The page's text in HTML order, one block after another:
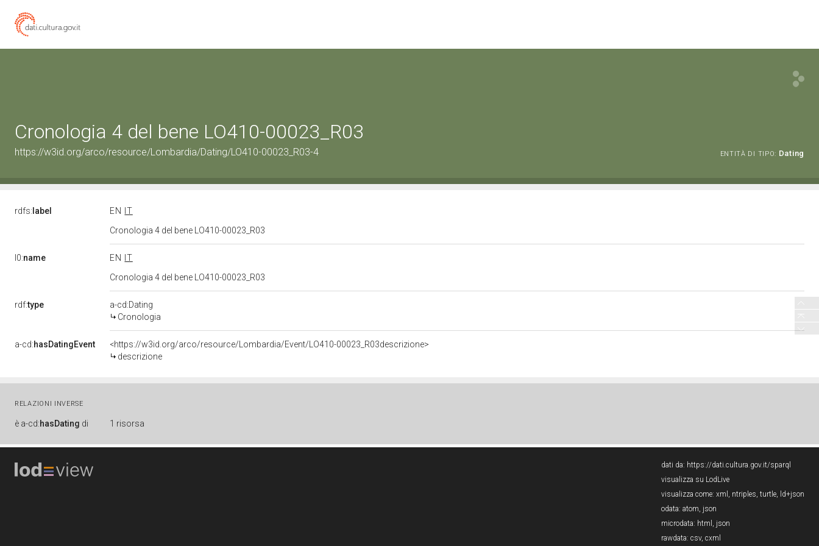
Cronologia 4 del bene LO410-00023_R03
https://w3id.org/arco/resource/Lombardia/Dating/LO410-00023_R03-4 ENTITÀ DI TIPO: Dating
rdfs: label EN
IT
Cronologia 4 del bene LO410-00023_R03
l0:name EN
IT
Cronologia 4 del bene LO410-00023_R03
rdf:type
a-cd:Dating
Cronologia
a-cd:hasDatingEvent
<https://w3id.org/arco/resource/Lombardia/Event/LO410-00023_R03descrizione>
descrizione
RELAZIONI INVERSE
è a-cd:hasDating di 1 risorsa
dati da: https://dati.cultura.gov.it/sparql
visualizza su LodLive
visualizza come: xml , ntriples, turtle, ld+json
odata: atom, json
microdata: html , json
rawdata: csv, cxml